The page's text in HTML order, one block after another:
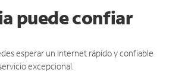
puedeconfiar
esperar un Internet rápido y confiable
excepcional.